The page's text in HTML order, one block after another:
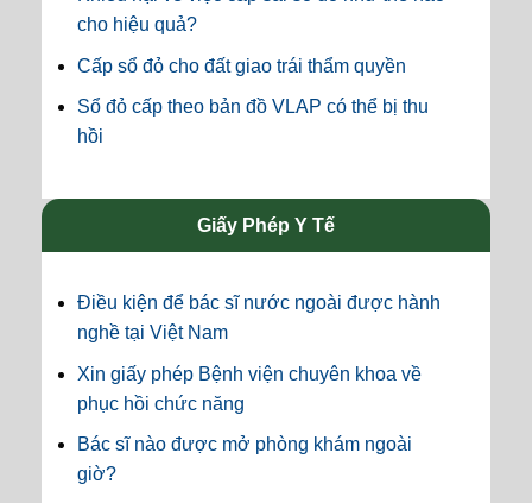
cho hiệu quả?
Cấp sổ đỏ cho đất giao trái thẩm quyền
Sổ đỏ cấp theo bản đồ VLAP có thể bị thu
hồi
Giấy Phép Y Tế
Điều kiện để bác sĩ nước ngoài được hành
nghề tại Việt Nam
Xin giấy phép Bệnh viện chuyên khoa về
phục hồi chức năng
Bác sĩ nào được mở phòng khám ngoài
giờ?